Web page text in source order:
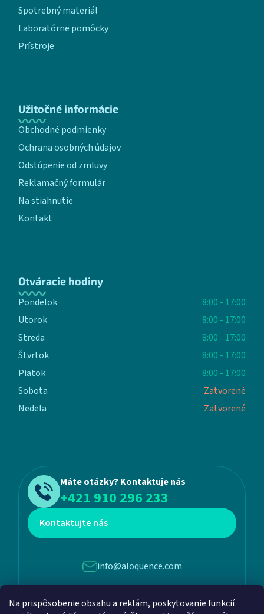
Na prispôsobenie obsahu a reklám, poskytovanie funkcií
Spotrebný materiál
Laboratórne pomôcky
Prístroje
Užitočné informácie
Obchodné podmienky
Ochrana osobných údajov
Odstúpenie od zmluvy
Reklamačný formulár
Na stiahnutie
Kontakt
Otváracie hodiny
Pondelok
8:00 - 17:00
Utorok
8:00 - 17:00
Streda
8:00 - 17:00
Štvrtok
8:00 - 17:00
Piatok
8:00 - 17:00
Sobota
Zatvorené
Nedela
Zatvorené
Máte otázky? Kontaktuje nás
+421 910 296 233
Kontaktujte nás
info@aloquence.com
Martina Benku 6, 952 01, Vráble